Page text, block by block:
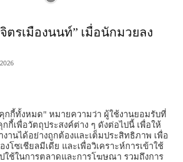
ตรเมืองนนท์” เมื่อนักมวยลง
is a Communications & Media consultant, was
group of media veterans with strong background
กกี้ทั้งหมด" หมายความว่า ผู้ใช้งานยอมรับที่
กกี้เพื่อวัตถุประสงค์ต่าง ๆ ดังต่อไปนี้ เพื่อให้
งานได้อย่างถูกต้องและเต็มประสิทธิภาพ เพื่อ
โซเชียลมีเดีย และเพื่อวิเคราะห์การเข้าใช้
ใช้ในการตลาดและการโฆษณา รวมถึงการ